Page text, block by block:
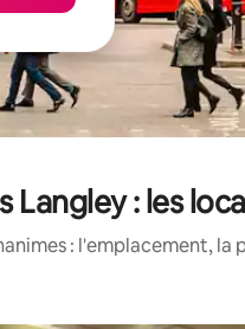
Langley : les
: l'emplacement,